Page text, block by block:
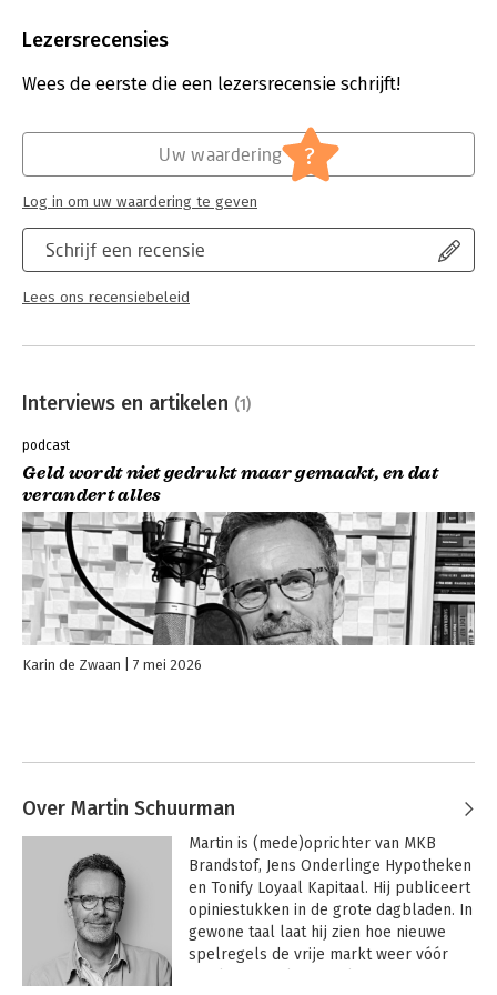
Uitgever:
Verschijningsdatum:
4-2-2026
Lezersrecensies
Wees de eerste die een lezersrecensie schrijft!
Schrijf een recensie
Lees ons recensiebeleid
Uw waardering ?
Log in om uw waardering te geven
Interviews en artikelen (1)
podcast
Geld wordt niet gedrukt maar gemaakt, en dat
verandert alles
Karin de Zwaan 7 mei 2026
Over Martin Schuurman
Martin is (mede)oprichter van MKB
Brandstof, Jens Onderlinge Hypotheken
en Tonify Loyaal Kapitaal. Hij publiceert
opiniestukken in de grote dagbladen. In
gewone taal laat hij zien hoe nieuwe
spelregels de vrije markt weer vóór